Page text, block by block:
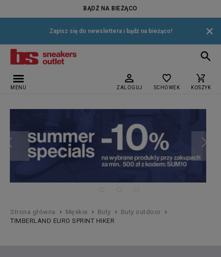
BĄDŹ NA BIEŻĄCO
Zapisz się do newslettera i bądź na bieżąco! ×
MENU ZALOGUJ SCHOWEK KOSZYK
Strona główna › Męskie › Buty › Buty outdoor ›
TIMBERLAND EURO SPRINT HIKER